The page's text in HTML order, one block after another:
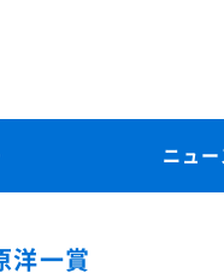
ニュー
一賞